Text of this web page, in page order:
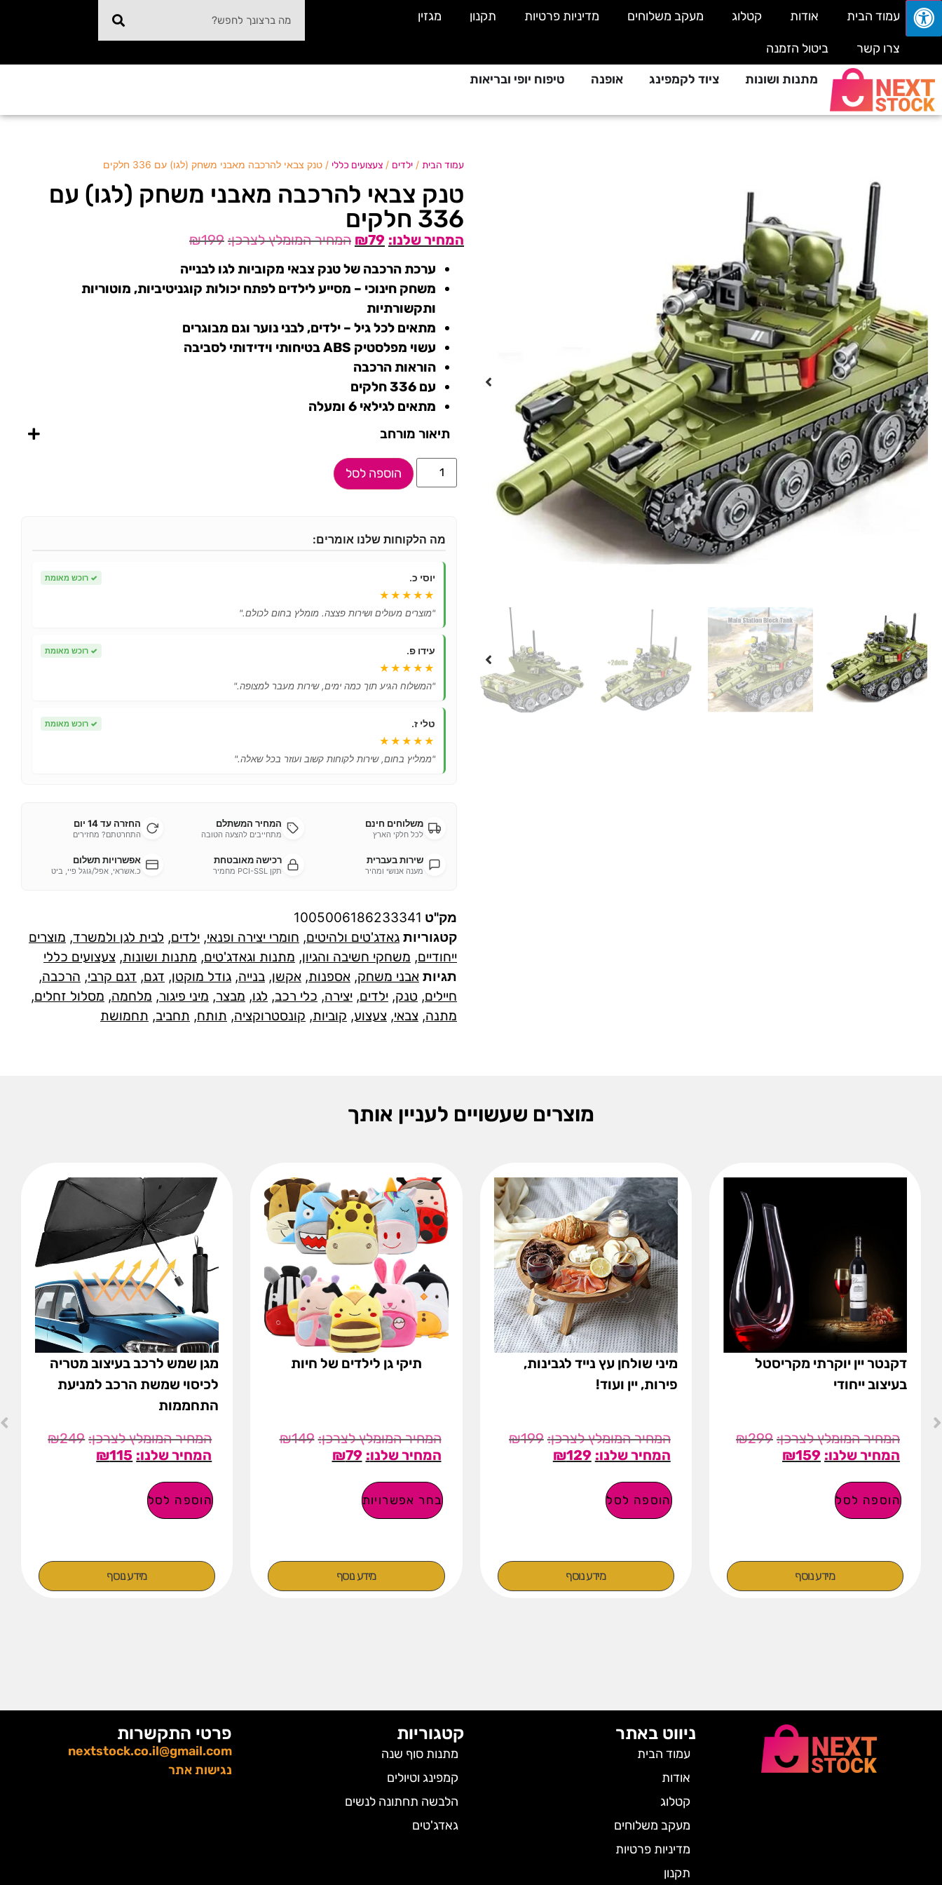
עמוד הבית אודות קטלוג מעקב משלוחים מדיניות פרטיות תקנון מגזין
צרו קשר
ביטול הזמנה
מתנות ושונות
ציוד לקמפינג אופנה טיפוח יופי ובריאות
עמוד הבית / ילדים / צעצועים כללי / טנק צבאי להרכבה מאבני משחק (לגו) עם 336 חלקים
טנק צבאי להרכבה מאבני משחק (לגו) עם
336 חלקים
₪199 ₪79
ערכת הרכבה של טנק צבאי מקוביות לגו לבנייה
משחק חינוכי – מסייע לילדים לפתח יכולות קוגניטיביות, מוטוריות
ותקשורתיות
מתאים לכל גיל – ילדים, לבני נוער וגם מבוגרים
עשוי מפלסטיק ABS בטיחותי וידידותי לסביבה
הוראות הרכבה
עם 336 חלקים
מתאים לגילאי 6 ומעלה
תיאור מורחב
הוספה לסל
מה הלקוחות שלנו אומרים:
יוסי כ. ✓ רוכש מאומת
★★★★★
"מוצרים מעולים ושירות פצצה. מומלץ בחום לכולם."
עידו פ. ✓ רוכש מאומת
★★★★★
"המשלוח הגיע תוך כמה ימים, שירות מעבר למצופה."
טלי ז. ✓ רוכש מאומת
★★★★★
"ממליץ בחום, שירות לקוחות קשוב ועוזר בכל שאלה."
משלוחים חינם
לכל חלקי הארץ
המחיר המשתלם
מתחייבים להצעה הטובה
החזרה עד 14 יום
התחרטתם? מחזירים
שירות בעברית
מענה אנושי ומהיר
רכישה מאובטחת
תקן PCI-SSL מחמיר
אפשרויות תשלום
כ.אשראי, אפל/גוגל פיי, ביט
מק"ט 1005006186233341
קטגוריות גאדג'טים ולהיטים, חומרי יצירה ופנאי, ילדים, לבית לגן ולמשרד, מוצרים
ייחודיים, משחקי חשיבה והגיון, מתנות וגאדג'טים, מתנות ושונות, צעצועים כללי
תגיות אבני משחק, אספנות, אקשן, בנייה, גודל מוקטן, דגם, דגם קרבי, הרכבה,
חיילים, טנק, ילדים, יצירה, כלי רכב, לגו, מבצר, מיני פיגור, מלחמה, מסלול זחלים,
מתנה, צבאי, צעצוע, קוביות, קונסטרוקציה, תותח, תחביב, תחמושת
מוצרים שעשויים לעניין אותך
דקנטר יין יוקרתי מקריסטל
בעיצוב ייחודי
₪299
₪159
הוספה לסל
מידע נוסף
מיני שולחן עץ נייד לגבינות,
פירות, יין ועוד!
₪199
₪129
הוספה לסל
מידע נוסף
תיקי גן לילדים של חיות
₪149
₪79
בחר אפשרויות
מידע נוסף
מגן שמש לרכב בעיצוב מטריה
לכיסוי שמשת הרכב למניעת
התחממות
₪249
₪115
הוספה לסל
מידע נוסף
ניווט באתר
עמוד הבית
אודות
קטלוג
מעקב משלוחים
מדיניות פרטיות
תקנון
קטגוריות
מתנות סוף שנה
קמפינג וטיולים
הלבשה תחתונה לנשים
גאדג'טים
פרטי התקשרות
nextstock.co.il@gmail.com
נגישות אתר